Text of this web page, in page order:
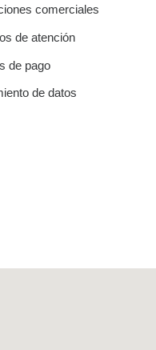
comerciales
de atención
de pago
de datos